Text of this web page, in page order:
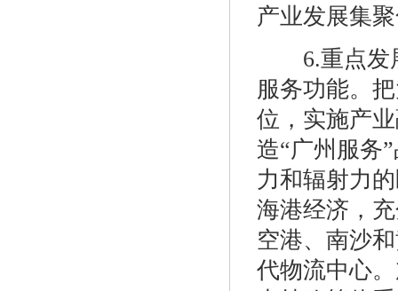
产业发展集
6.重点发展
服务功能。
位，实施产
造“广州服务
力和辐射力
海港经济，
空港、南沙
代物流中心